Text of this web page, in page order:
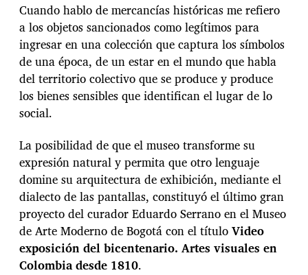
Cuando hablo de mercancías históricas me refiero
a los objetos sancionados como legítimos para
ingresar en una colección que captura los símbolos
de una época, de un estar en el mundo que habla
del territorio colectivo que se produce y produce
los bienes sensibles que identifican el lugar de lo
social.
La posibilidad de que el museo transforme su
expresión natural y permita que otro lenguaje
domine su arquitectura de exhibición, mediante el
dialecto de las pantallas, constituyó el último gran
proyecto del curador Eduardo Serrano en el Museo
de Arte Moderno de Bogotá con el títuloVideo
exposición del bicentenario. Artes visuales en
Colombia desde 1810.